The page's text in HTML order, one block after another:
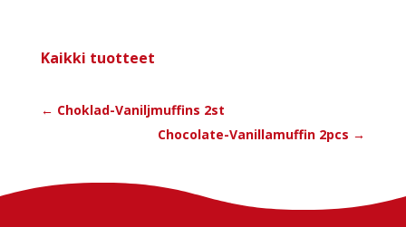
Kaik­ki tuot­teet
← Choklad-Vanilj­muf­fins 2st
Choco­la­te-Vanil­la­muf­fin 2pcs →